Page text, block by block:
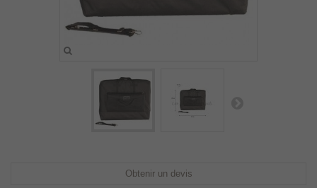
Obtenir un devis